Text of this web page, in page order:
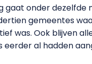
gaat onder dezelfde
gemeentes
was. Ook blijven
eerder al hadden